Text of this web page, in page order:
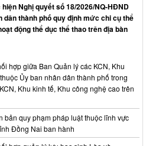
Nghị quyết số 18/2026/NQ-HĐND
dân thành phố quy định mức chi cụ thể
động thể dục thể thao trên địa bàn
hợp giữa Ban Quản lý các KCN, Khu
Ủy ban nhân dân thành phố trong
Khu kinh tế, Khu công nghệ cao trên
bản quy phạm pháp luật thuộc lĩnh vực
Đồng Nai ban hành